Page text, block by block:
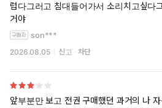
럽다그러고 침대들어가서 소리치고싶다
거야
son***
2026.08.05 신고 차단
앞부분만 보고 전권 구매했던 과거의 나